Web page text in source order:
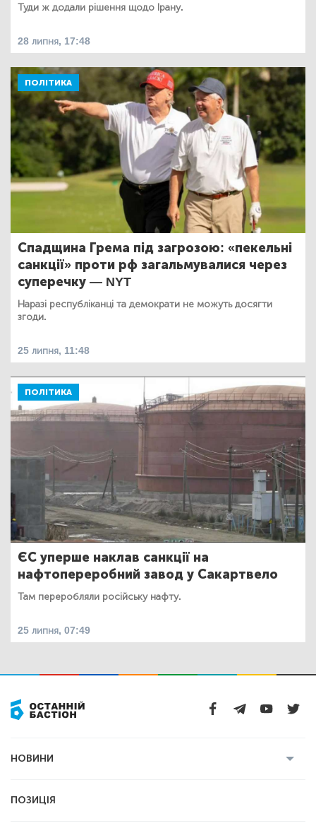
Туди ж додали рішення щодо Ірану.
28 липня, 17:48
ПОЛІТИКА
Спадщина Грема під загрозою: «пекельні
санкції» проти рф загальмувалися через
суперечку — NYT
Наразі республіканці та демократи не можуть досягти
згоди.
25 липня, 11:48
ПОЛІТИКА
ЄС уперше наклав санкції на
нафтопереробний завод у Сакартвело
Там переробляли російську нафту.
25 липня, 07:49
НОВИНИ
ПОЗИЦІЯ